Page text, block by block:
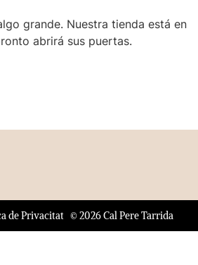
grande. Nuestra tienda está en
abrirá sus puertas.
© 2026 Cal Pere Tarrida
de Privacitat